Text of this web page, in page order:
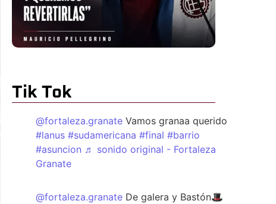
Tik Tok
@fortaleza.granate Vamos granaa querido
#lanus #sudamericana #final #barrio
#asuncion ♬ sonido original - Fortaleza
Granate
@fortaleza.granate De galera y Bastón🎩